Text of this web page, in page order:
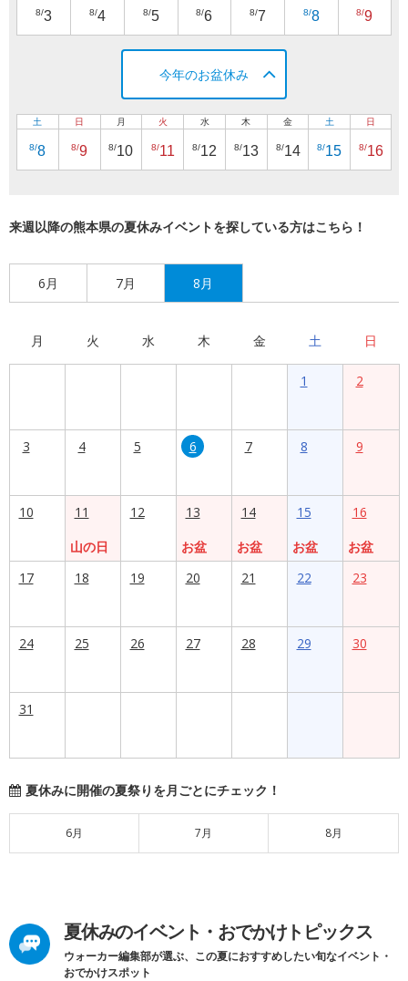
8/3 8/4 8/5 8/6 8/7 8/8 8/9
今年のお盆休み
土
8/8
日
8/9
月
8/10
火
8/11
水
8/12
木
8/13
金
8/14
土
8/15
日
8/16
来週以降の熊本県の夏休みイベントを探している方はこちら！
6月 7月 8月
月 火 水 木 金 土 日
1 2
3 4 5 6 7 8 9
10
11
山の日
12
13
お盆
14
お盆
15
お盆
16
お盆
17
18 19 20 21 22 23
24 25 26 27 28 29 30
31
夏休みに開催の夏祭りを月ごとにチェック！
6月 7月 8月
夏休みのイベント・おでかけトピックス
ウォーカー編集部が選ぶ、この夏におすすめしたい旬なイベント・
おでかけスポット